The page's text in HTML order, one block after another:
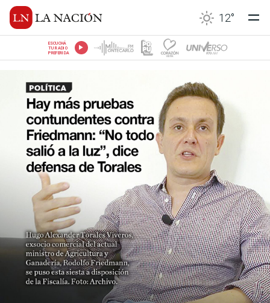
12°
ESCUCHÁ
TU RADIO
PREFERIDA